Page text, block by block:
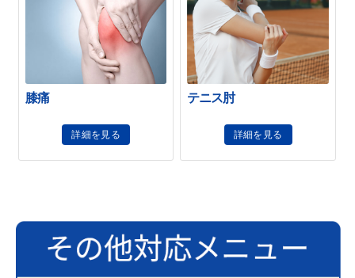
膝痛
詳細を見る
テニス肘
詳細を見る